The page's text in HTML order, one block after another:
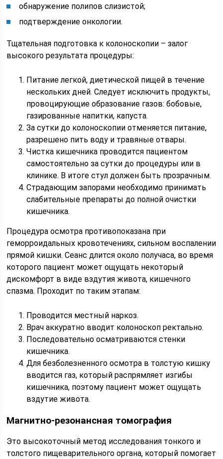
обнаружение полипов слизистой;
подтверждение онкологии.
Тщательная подготовка к колоноскопии – залог
высокого результата процедуры:
Питание легкой, диетической пищей в течение
нескольких дней. Следует исключить продукты,
провоцирующие образование газов: бобовые,
газированные напитки, капуста.
За сутки до колоноскопии отменяется питание,
разрешено пить воду и травяные отвары.
Чистка кишечника проводится пациентом
самостоятельно за сутки до процедуры или в
клинике. В итоге стул должен быть прозрачным.
Страдающим запорами необходимо принимать
слабительные препараты до полной очистки
кишечника.
Процедура осмотра противопоказана при
геморроидальных кровотечениях, сильном воспалении
прямой кишки. Сеанс длится около получаса, во время
которого пациент может ощущать некоторый
дискомфорт в виде вздутия живота, кишечного
спазма. Проходит по таким этапам:
Проводится местный наркоз.
Врач аккуратно вводит колоноскоп ректально.
Последовательно осматриваются стенки
кишечника.
Для безболезненного осмотра в толстую кишку
вводится газ, который распрямляет изгибы
кишечника, поэтому пациент может ощущать
вздутие живота.
Магнитно-резонансная томография
Это высокоточный метод исследования тонкого и
толстого пищеварительного органа, который помогает